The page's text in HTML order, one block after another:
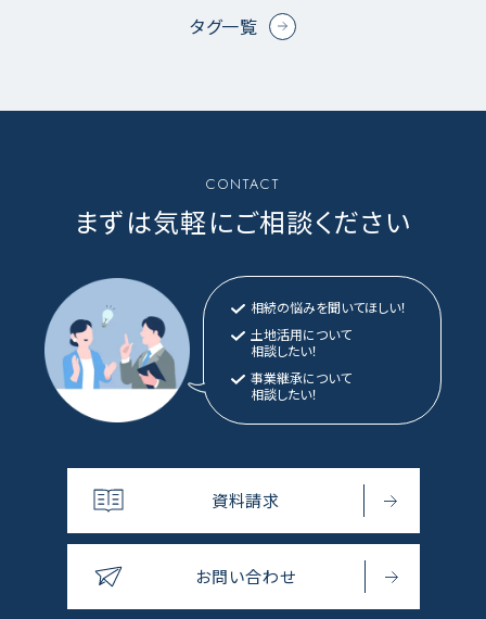
タグ一覧
CONTACT
まずは気軽にご相談ください
相続の悩みを聞いてほしい！
土地活用について
相談したい！
事業継承について
相談したい！
資料請求
お問い合わせ